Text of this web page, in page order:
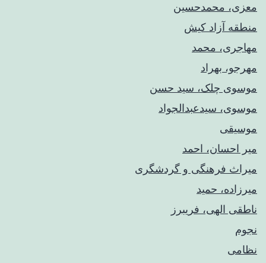
معزی، محمدحسین
منطقه آزاد کیش
مهاجری، محمد
مهرجو، بهراد
موسوی چلک، سید حسن
موسوی، سیدعبدالجواد
موسیقی
میر احسان، احمد
میراث فرهنگی و گردشگری
میرزاده، حمید
ناطقی الهی، فریبرز
نجوم
نظامی